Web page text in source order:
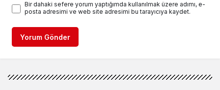
Bir dahaki sefere yorum yaptığımda kullanılmak üzere adımı, e-
posta adresimi ve web site adresimi bu tarayıcıya kaydet.
Yorum Gönder